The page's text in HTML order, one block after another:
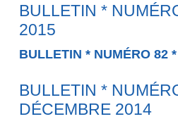
BULLETIN *
2015
BULLETIN * NUMÉRO 82
BULLETIN *
DÉCEMBRE 2014